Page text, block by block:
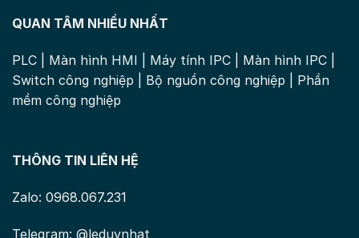
QUAN TÂM NHIỀU NHẤT
PLC Màn hình HMI Máy tính IPC Màn hình IPC
Switch công nghiệp
Bộ nguồn công nghiệp
Phần
mềm công nghiệp
THÔNG TIN LIÊN HỆ
Zalo: 0968.067.231
Telegram: @leduynhat